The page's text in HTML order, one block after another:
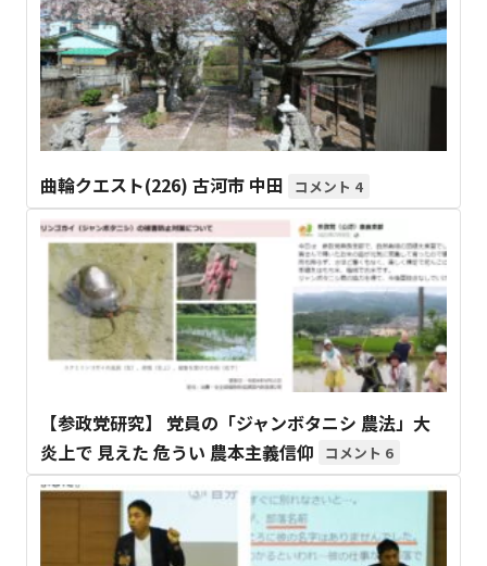
曲輪クエスト(226) 古河市 中田 4
【参政党研究】 党員の「ジャンボタニシ 農法」大
炎上で 見えた 危うい 農本主義信仰
6